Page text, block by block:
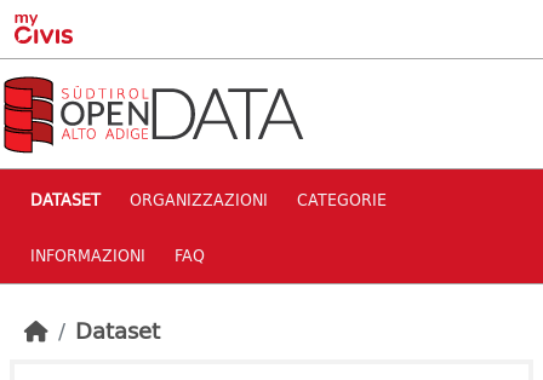
Skip to main content
DATASET ORGANIZZAZIONI CATEGORIE
INFORMAZIONI FAQ
Dataset